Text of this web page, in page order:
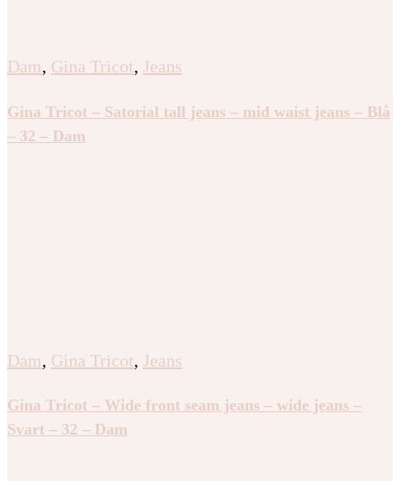
Dam, Gina Tricot, Jeans
Gina Tricot – Satorial tall jeans – mid waist jeans – Blå
– 32 – Dam
Dam, Gina Tricot, Jeans
Gina Tricot – Wide front seam jeans – wide jeans –
Svart – 32 – Dam